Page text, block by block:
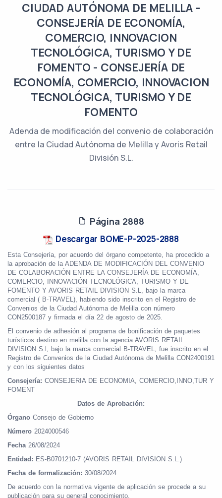
CIUDAD AUTÓNOMA DE MELILLA -
CONSEJERÍA DE ECONOMÍA,
COMERCIO, INNOVACION
TECNOLÓGICA, TURISMO Y DE
FOMENTO - CONSEJERÍA DE
ECONOMÍA, COMERCIO, INNOVACION
TECNOLÓGICA, TURISMO Y DE
FOMENTO
Adenda de modificación del convenio de colaboración
entre la Ciudad Autónoma de Melilla y Avoris Retail
División S.L.
Página 2888
Descargar BOME-P-2025-2888
Esta Consejería, por acuerdo del órgano competente, ha procedido a
la aprobación de la ADENDA DE MODIFICACIÓN DEL CONVENIO
DE COLABORACIÓN ENTRE LA CONSEJERÍA DE ECONOMÍA,
COMERCIO, INNOVACIÓN TECNOLÓGICA, TURISMO Y DE
FOMENTO Y AVORIS RETAIL DIVISION S.L, bajo la marca
comercial ( B-TRAVEL), habiendo sido inscrito en el Registro de
Convenios de la Ciudad Autónoma de Melilla con número
CON2500187 y firmada el día 22 de agosto de 2025.
El convenio de adhesión al programa de bonificación de paquetes
turísticos destino en melilla con la agencia AVORIS RETAIL
DIVISION S.l, bajo la marca comercial B-TRAVEL, fue inscrito en el
Registro de Convenios de la Ciudad Autónoma de Melilla CON2400191
y con los siguientes datos
Consejería: CONSEJERIA DE ECONOMIA, COMERCIO,INNO,TUR Y
FOMENT
Datos de Aprobación:
Órgano Consejo de Gobierno
Número 2024000546
Fecha26/08/2024
Entidad: ES-B0701210-7 (AVORIS RETAIL DIVISION S.L.)
Fecha de formalización: 30/08/2024
De acuerdo con la normativa vigente de aplicación se procede a su
publicación para su general conocimiento.